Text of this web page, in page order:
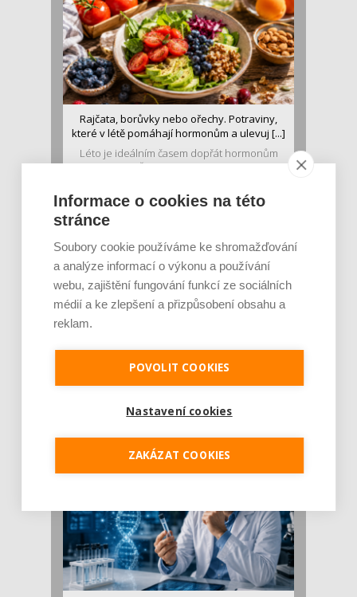
Rajčata, borůvky nebo ořechy. Potraviny,
které v létě pomáhají hormonům a ulevuj [...]
Léto je ideálním časem dopřát hormonům
malý restart. Čerstvé ovoce, zelenina nebo
Je jen pro sportovce, přiberu po něm a ve
stravě ho mám dostatek. Znáte nejčastějš [...]
v oblasti zdraví, výživy i dlouhověkosti. Přesto
Informace o cookies na této
stránce
Soubory cookie používáme ke shromažďování
a analýze informací o výkonu a používání
webu, zajištění fungování funkcí ze sociálních
médií a ke zlepšení a přizpůsobení obsahu a
reklam.
POVOLIT COOKIES
Nastavení cookies
ZAKÁZAT COOKIES